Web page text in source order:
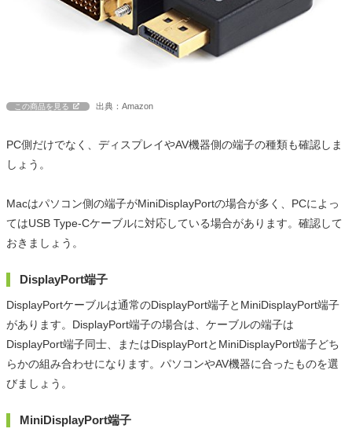
この商品を見る 出典：Amazon
PC側だけでなく、ディスプレイやAV機器側の端子の種類も確認しま
しょう。
Macはパソコン側の端子がMiniDisplayPortの場合が多く、PCによっ
てはUSB Type-Cケーブルに対応している場合があります。確認して
おきましょう。
DisplayPort端子
DisplayPortケーブルは通常のDisplayPort端子とMiniDisplayPort端子
があります。DisplayPort端子の場合は、ケーブルの端子は
DisplayPort端子同士、またはDisplayPortとMiniDisplayPort端子どち
らかの組み合わせになります。パソコンやAV機器に合ったものを選
びましょう。
MiniDisplayPort端子